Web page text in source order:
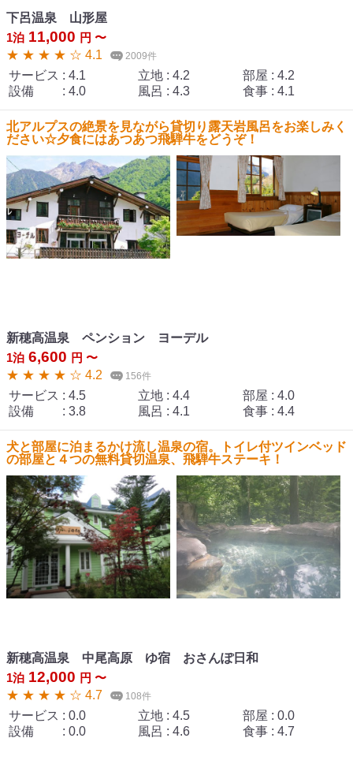
下呂温泉 山形屋
1泊 11,000 円 〜
★ ★ ★ ★ ☆ 4.1
2009件
サービス : 4.1 立地 : 4.2 部屋 : 4.2
設備
: 4.0 風呂 : 4.3 食事 : 4.1
北アルプスの絶景を見ながら貸切り露天岩風呂をお楽しみく
ださい☆夕食にはあつあつ飛騨牛をどうぞ！
新穂高温泉 ペンション ヨーデル
1泊 6,600 円 〜
★ ★ ★ ★ ☆ 4.2
156件
サービス : 4.5 立地 : 4.4 部屋 : 4.0
設備
: 3.8 風呂 : 4.1 食事 : 4.4
犬と部屋に泊まるかけ流し温泉の宿。トイレ付ツインベッド
の部屋と４つの無料貸切温泉、飛騨牛ステーキ！
新穂高温泉 中尾高原 ゆ宿 おさんぽ日和
1泊 12,000 円 〜
★ ★ ★ ★ ☆ 4.7
108件
サービス : 0.0 立地 : 4.5 部屋 : 0.0
設備
: 0.0 風呂 : 4.6 食事 : 4.7